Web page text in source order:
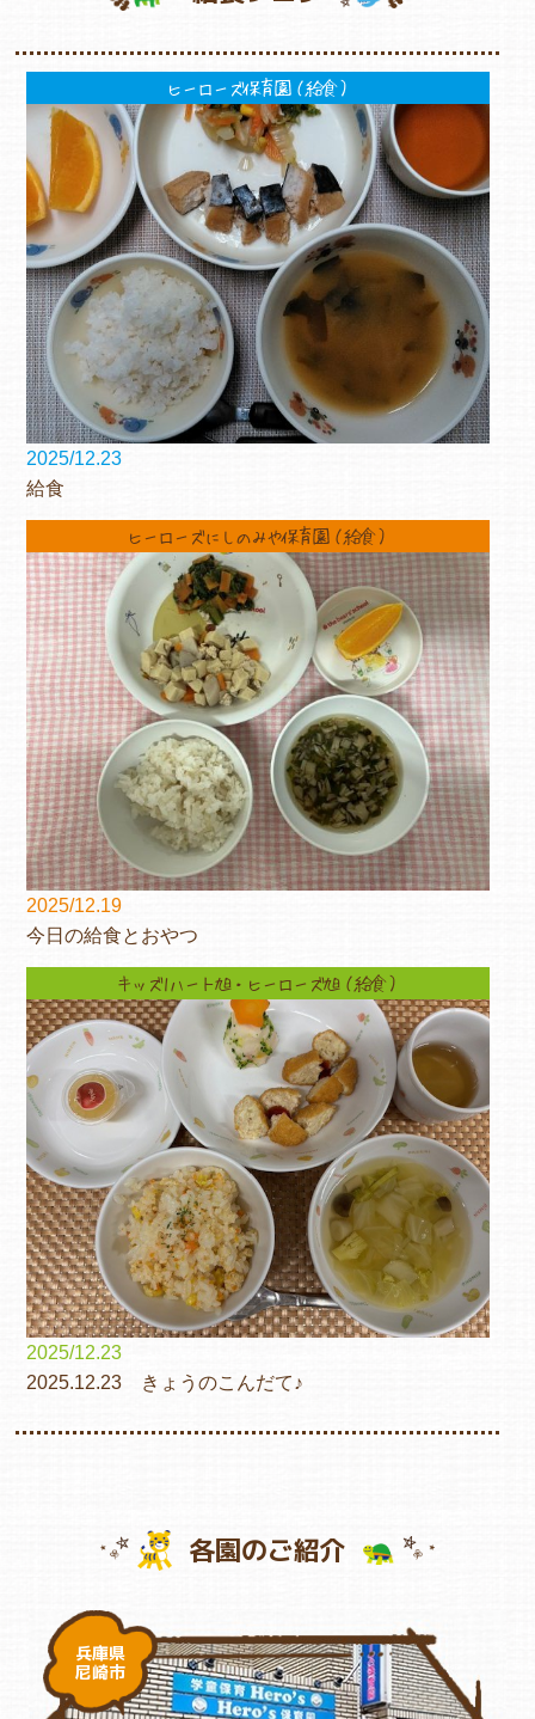
ヒーローズ保育園（給食）
2025/12.23
給食
ヒーローズにしのみや保育園（給食）
2025/12.19
今日の給食とおやつ
キッズ1ハート旭・ヒーローズ旭（給食）
2025/12.23
2025.12.23 きょうのこんだて♪
各園のご紹介
兵庫県
尼崎市